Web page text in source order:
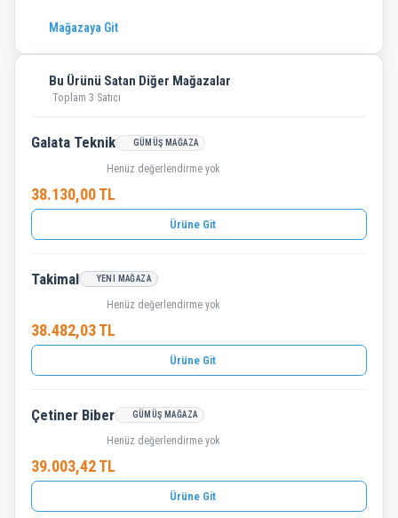
Mağazaya Git
Bu Ürünü Satan Diğer Mağazalar
Toplam 3 Satıcı
Galata Teknik GÜMÜŞ MAĞAZA
Henüz değerlendirme yok
38.130,00 TL
Ürüne Git
Takimal YENI MAĞAZA
Henüz değerlendirme yok
38.482,03 TL
Ürüne Git
Çetiner Biber GÜMÜŞ MAĞAZA
Henüz değerlendirme yok
39.003,42 TL
Ürüne Git